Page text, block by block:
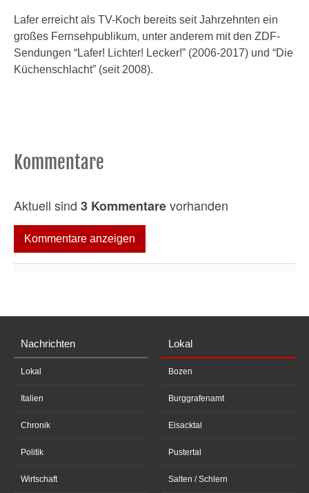
Lafer erreicht als TV-Koch bereits seit Jahrzehnten ein
großes Fernsehpublikum, unter anderem mit den ZDF-
Sendungen “Lafer! Lichter! Lecker!” (2006-2017) und “Die
Küchenschlacht” (seit 2008).
Kommentare
Aktuell sind 3 Kommentarevorhanden
Kommentare anzeigen
Nachrichten
Lokal
Italien
Chronik
Politik
Wirtschaft
Lokal
Bozen
Burggrafenamt
Eisacktal
Pustertal
Salten / Schlern